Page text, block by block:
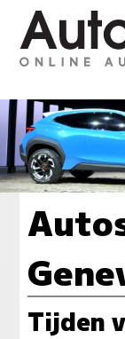
Tijden